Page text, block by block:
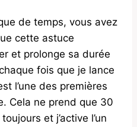
de temps, vous avez
cette astuce
et prolonge sa durée
fois que je lance
l’une des premières
Cela ne prend que 30
et j’active l’un